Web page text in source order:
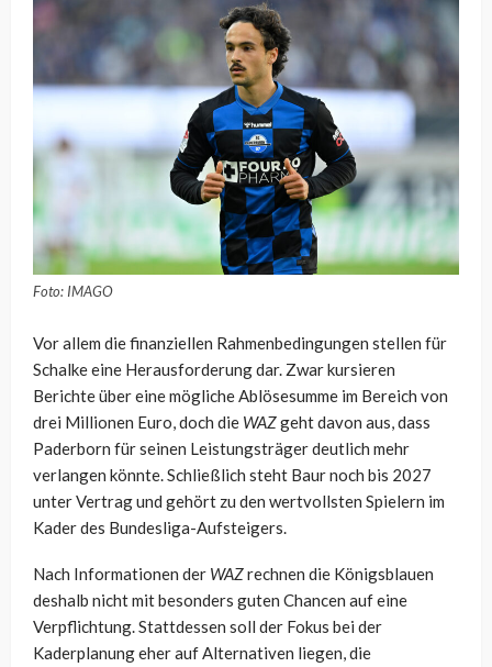
Foto: IMAGO
Vor allem die finanziellen Rahmenbedingungen stellen für
Schalke eine Herausforderung dar. Zwar kursieren
Berichte über eine mögliche Ablösesumme im Bereich von
drei Millionen Euro, doch die WAZgeht davon aus, dass
Paderborn für seinen Leistungsträger deutlich mehr
verlangen könnte. Schließlich steht Baur noch bis 2027
unter Vertrag und gehört zu den wertvollsten Spielern im
Kader des Bundesliga-Aufsteigers.
Nach Informationen der WAZrechnen die Königsblauen
deshalb nicht mit besonders guten Chancen auf eine
Verpflichtung. Stattdessen soll der Fokus bei der
Kaderplanung eher auf Alternativen liegen, die